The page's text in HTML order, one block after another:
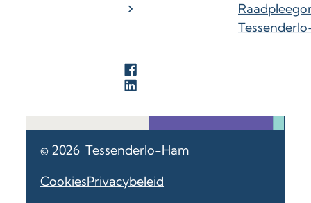
© 2026 Tessenderlo-Ham
CookiesPrivacybeleid